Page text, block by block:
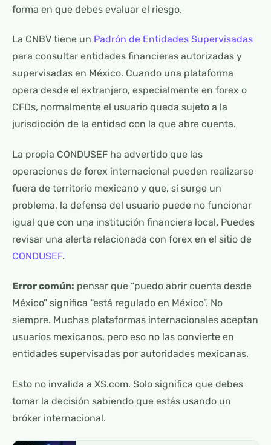
forma en que debes evaluar el riesgo.
La CNBV tiene un Padrón de Entidades Supervisadas
para consultar entidades financieras autorizadas y
supervisadas en México. Cuando una plataforma
opera desde el extranjero, especialmente en forex o
CFDs, normalmente el usuario queda sujeto a la
jurisdicción de la entidad con la que abre cuenta.
La propia CONDUSEF ha advertido que las
operaciones de forex internacional pueden realizarse
fuera de territorio mexicano y que, si surge un
problema, la defensa del usuario puede no funcionar
igual que con una institución financiera local. Puedes
revisar una alerta relacionada con forex en el sitio de
CONDUSEF.
Error común: pensar que “puedo abrir cuenta desde
México” significa “está regulado en México”. No
siempre. Muchas plataformas internacionales aceptan
usuarios mexicanos, pero eso no las convierte en
entidades supervisadas por autoridades mexicanas.
Esto no invalida a XS.com. Solo significa que debes
tomar la decisión sabiendo que estás usando un
bróker internacional.